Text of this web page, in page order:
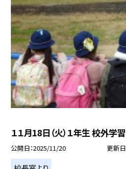
１１月18日（火）１年生 校外学習
公開日 2025/11/20 更新日